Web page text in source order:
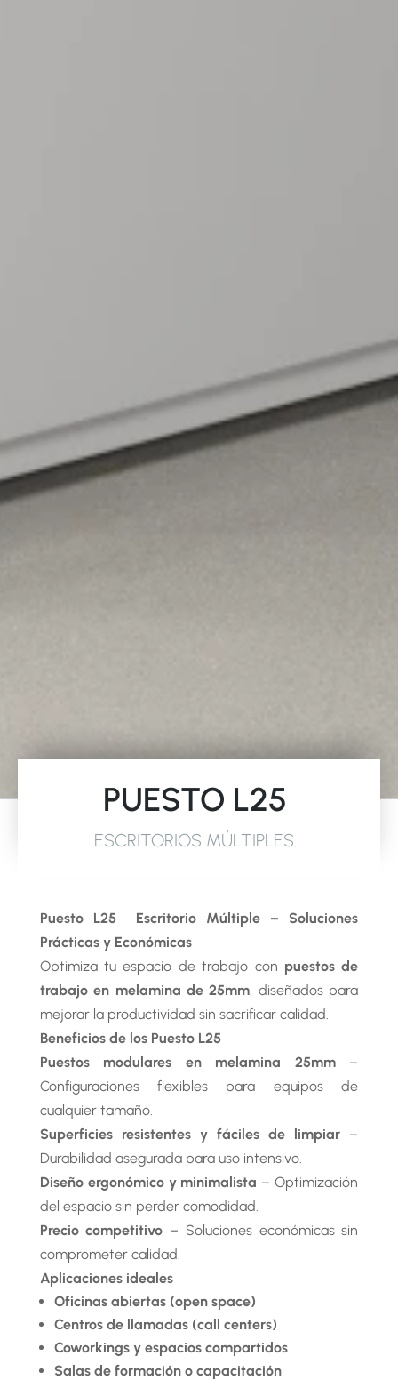
PUESTO L25
ESCRITORIOS MÚLTIPLES
Puesto L25 Escritorio Múltiple – Soluciones
Prácticas y Económicas
Optimiza tu espacio de trabajo con puestos de
trabajo en melamina de 25mm, diseñados para
mejorar la productividad sin sacrificar calidad.
Beneficios de los Puesto L25
Puestos modulares en melamina 25mm–
Configuraciones flexibles para equipos de
cualquier tamaño.
Superficies resistentes y fáciles de limpiar –
Durabilidad asegurada para uso intensivo.
Diseño ergonómico y minimalista – Optimización
del espacio sin perder comodidad.
Precio competitivo – Soluciones económicas sin
comprometer calidad.
Aplicaciones ideales
Oficinas abiertas (open space)
Centros de llamadas (call centers)
Coworkings y espacios compartidos
Salas de formación o capacitación